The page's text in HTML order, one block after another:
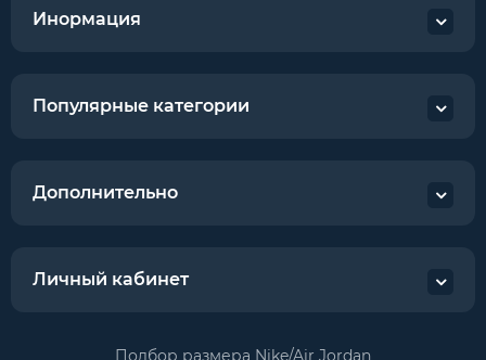
Инормация
Популярные категории
Дополнительно
Личный кабинет
Подбор размера Nike/Air Jordan